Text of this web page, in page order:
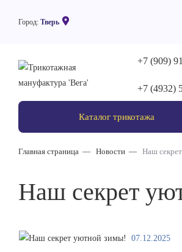
Город: Тверь
+7 (909)
+7 (4932)
Каталог трикотажа
Главная страница Новости Наш
Наш секрет
07.12.2025